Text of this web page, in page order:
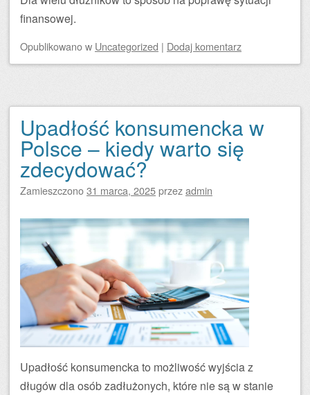
finansowej.
Opublikowanow Uncategorized | Dodaj komentarz
Upadłość konsumencka w
Polsce – kiedy warto się
zdecydować?
Zamieszczono31 marca, 2025przezadmin
Upadłość konsumencka to możliwość wyjścia z
długów dla osób zadłużonych, które nie są w stanie